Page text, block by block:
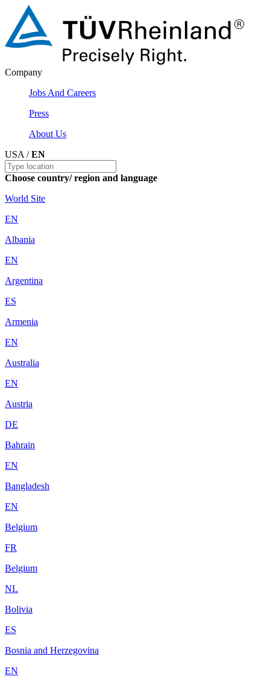
Company
Jobs And Careers
Press
About Us
USA /EN
Choose country/ region and language
World Site
EN
Albania
EN
Argentina
ES
Armenia
EN
Australia
EN
Austria
DE
Bahrain
EN
Bangladesh
EN
Belgium
FR
Belgium
NL
Bolivia
ES
Bosnia and Herzegovina
EN